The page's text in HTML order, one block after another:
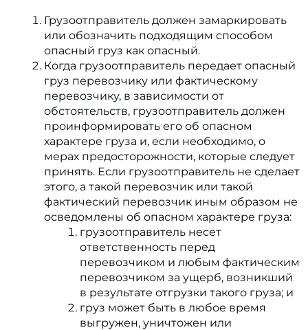
Грузоотправитель должен замаркировать
или обозначить подходящим способом
опасный груз как опасный.
Когда грузоотправитель передает опасный
груз перевозчику или фактическому
перевозчику, в зависимости от
обстоятельств, грузоотправитель должен
проинформировать его об опасном
характере груза и, если необходимо, о
мерах предосторожности, которые следует
принять. Если грузоотправитель не сделает
этого, а такой перевозчик или такой
фактический перевозчик иным образом не
осведомлены об опасном характере груза:
грузоотправитель несет
ответственность перед
перевозчиком и любым фактическим
перевозчиком за ущерб, возникший
в результате отгрузки такого груза; и
груз может быть в любое время
выгружен, уничтожен или